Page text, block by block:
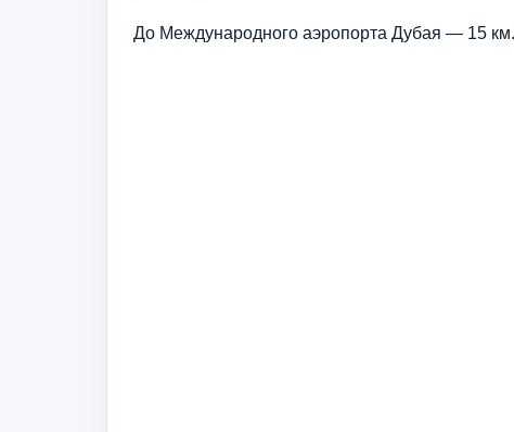
До Международного аэропорта Дубая — 15 км.